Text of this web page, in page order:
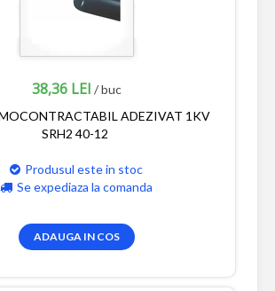
38,36 LEI / buc
ADEZIVAT 1KV
SRH2 40-12
Produsul este in stoc
Se expediaza la comanda
ADAUGA IN COS